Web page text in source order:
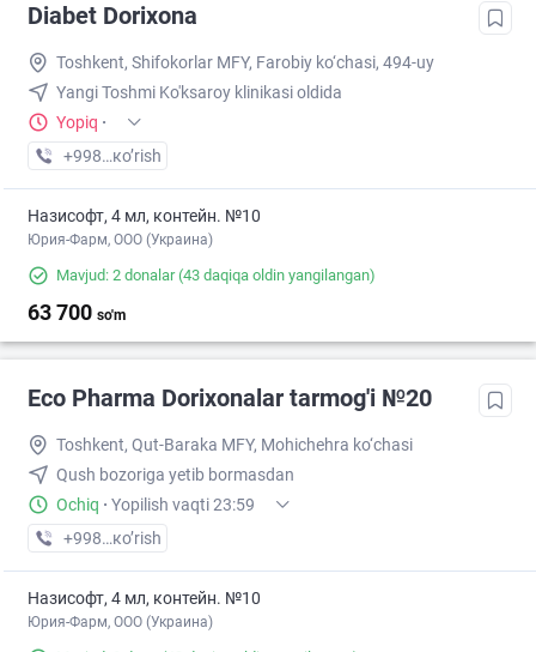
Diabet Dorixona
Toshkent, Shifokorlar MFY, Farobiy ko‘chasi, 494-uy
Yangi Toshmi Ko'ksaroy klinikasi oldida
Yopiq ·
+998 (55) XXX-XX-XX
кo’rish
Назисофт, 4 мл, контейн. №10
Юрия-Фарм, ООО (Украина)
Mavjud: 2 donalar(43 daqiqa oldin yangilangan)
63 700 so'm
Eco Pharma Dorixonalar tarmog'i №20
Toshkent, Qut-Baraka MFY, Mohichehra ko‘chasi
Qush bozoriga yetib bormasdan
Ochiq · Yopilish vaqti 23:59
+998 (55) XXX-XX-XX
кo’rish
Назисофт, 4 мл, контейн. №10
Юрия-Фарм, ООО (Украина)